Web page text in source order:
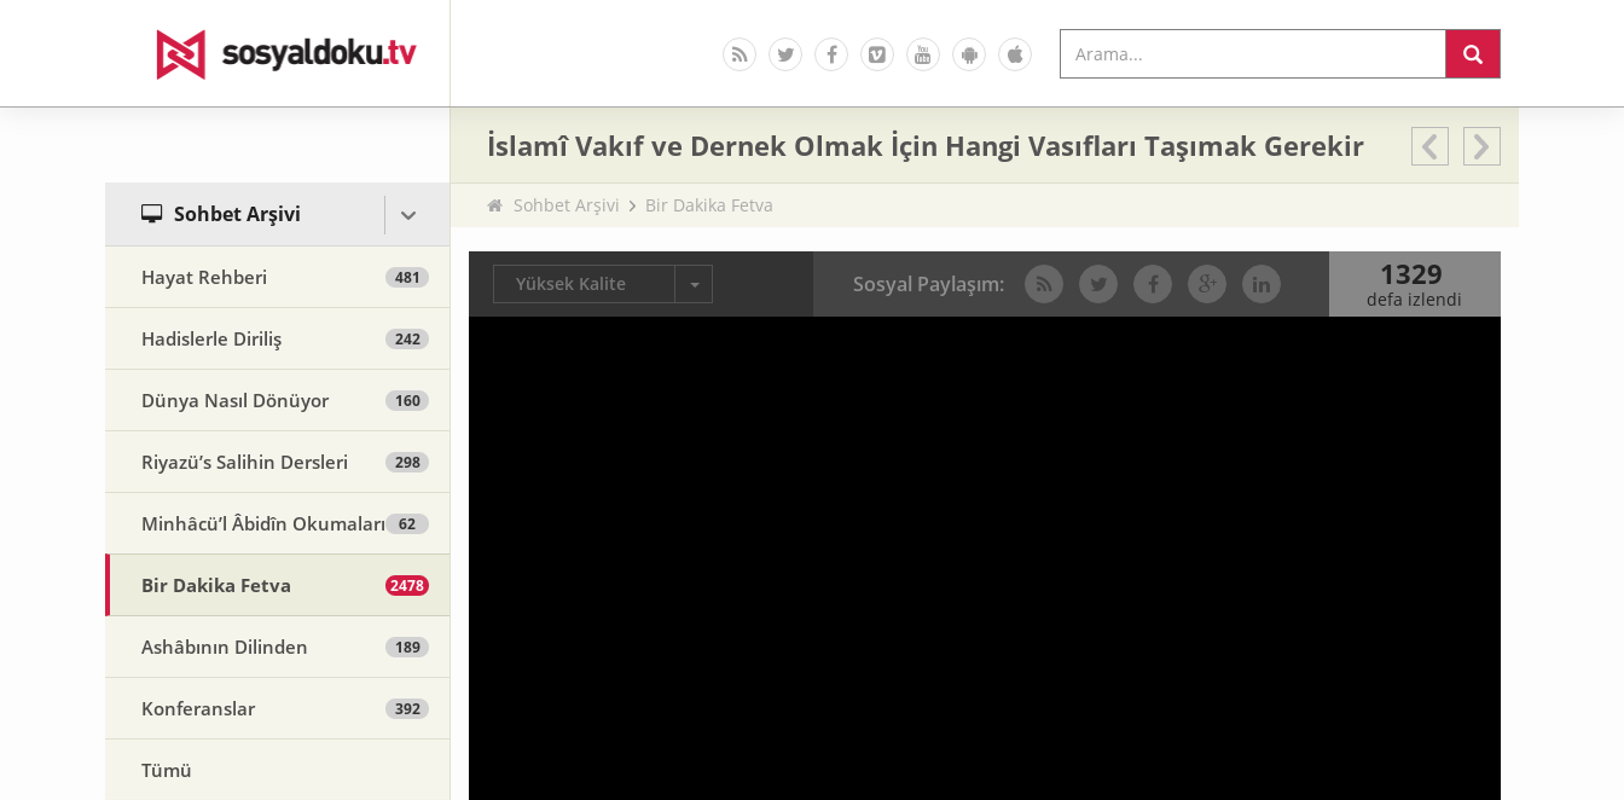
Sohbet Arşivi
Hayat Rehberi 481
Hadislerle Diriliş 242
Dünya Nasıl Dönüyor 160
Riyazü’s Salihin Dersleri 298
Minhâcü’l Âbidîn Okumaları 62
Bir Dakika Fetva 2478
Ashâbının Dilinden 189
Konferanslar 392
Tümü
İslamî Vakıf ve Dernek Olmak İçin Hangi Vasıfları Taşımak Gerekir
Sohbet Arşivi Bir Dakika Fetva
Yüksek Kalite Sosyal Paylaşım: 1329
defa izlendi